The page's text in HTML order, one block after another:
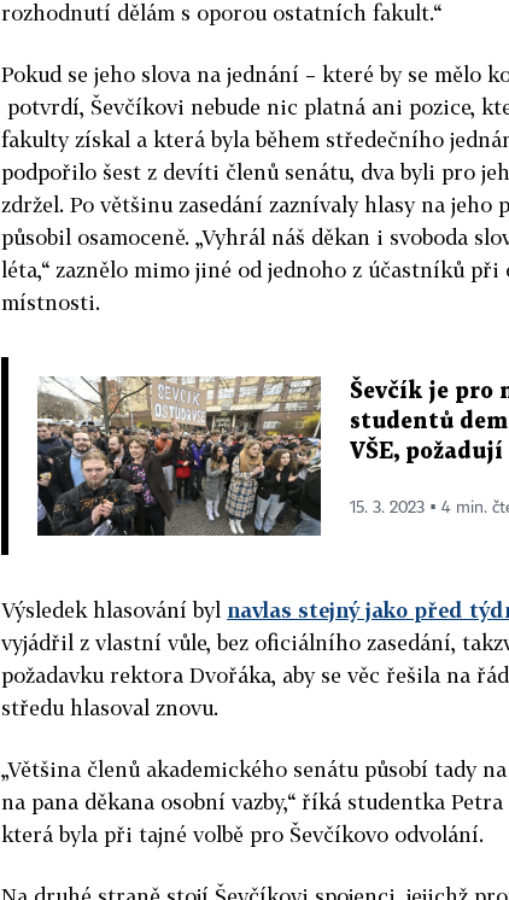
rozhodnutí dělám s oporou ostatních fakult.“
Pokud se jeho slova na jednání – které by se mělo
potvrdí, Ševčíkovi nebude nic platná ani pozice,
fakulty získal a která byla během středečního
podpořilo šest z devíti členů senátu, dva byli pro
zdržel. Po většinu zasedání zaznívaly hlasy na
působil osamoceně. „Vyhrál náš děkan i svoboda
léta,“ zaznělo mimo jiné od jednoho z účastníků při
místnosti.
Ševčík je pro
studentů
VŠE,
15. 3. 2023 ▪ 4 min.
Výsledek hlasování byl navlas stejný jako před
vyjádřil z vlastní vůle, bez oficiálního zasedání,
požadavku rektora Dvořáka, aby se věc řešila na
středu hlasoval znovu.
„Většina členů akademického senátu působí tady
na pana děkana osobní vazby,“ říká studentka Petra
která byla při tajné volbě pro Ševčíkovo odvolání.